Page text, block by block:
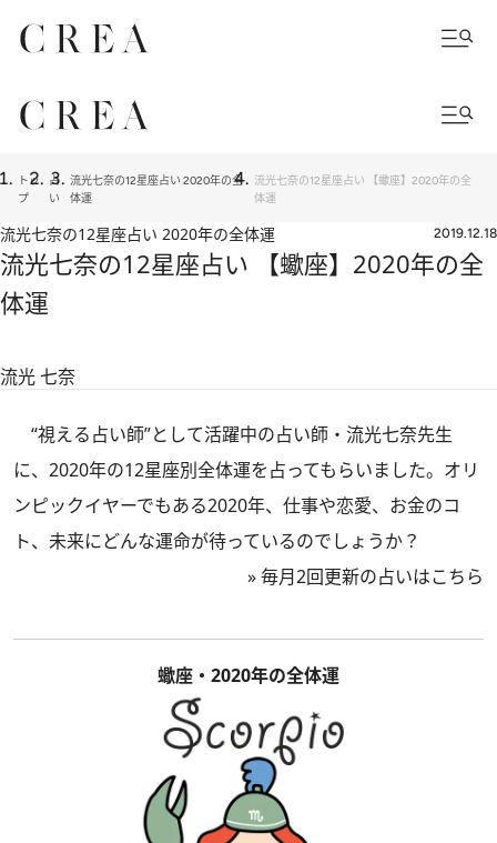
トッ
プ
占
い
流光七奈の12星座占い 2020年の全
体運
流光七奈の12星座占い 【蠍座】2020年の全
体運
流光七奈の12星座占い 2020年の全体運 2019.12.18
流光七奈の12星座占い 【蠍座】2020年の全
体運
流光 七奈
“視える占い師”として活躍中の占い師・流光七奈先生
に、2020年の12星座別全体運を占ってもらいました。オリ
ンピックイヤーでもある2020年、仕事や恋愛、お金のコ
ト、未来にどんな運命が待っているのでしょうか？
»毎月2回更新の占いはこちら
蠍座・2020年の全体運